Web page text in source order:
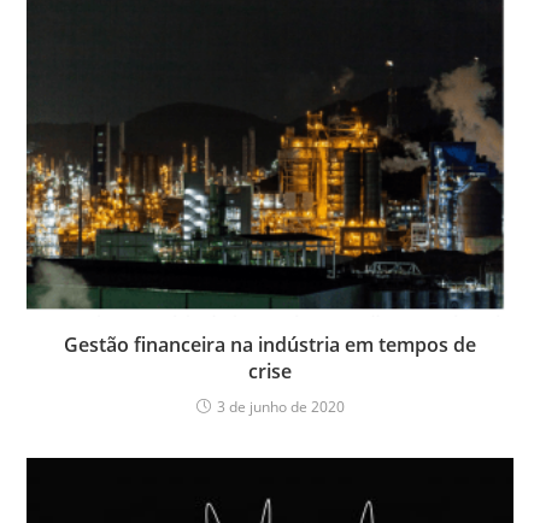
Gestão financeira na indústria em tempos de
crise
3 de junho de 2020